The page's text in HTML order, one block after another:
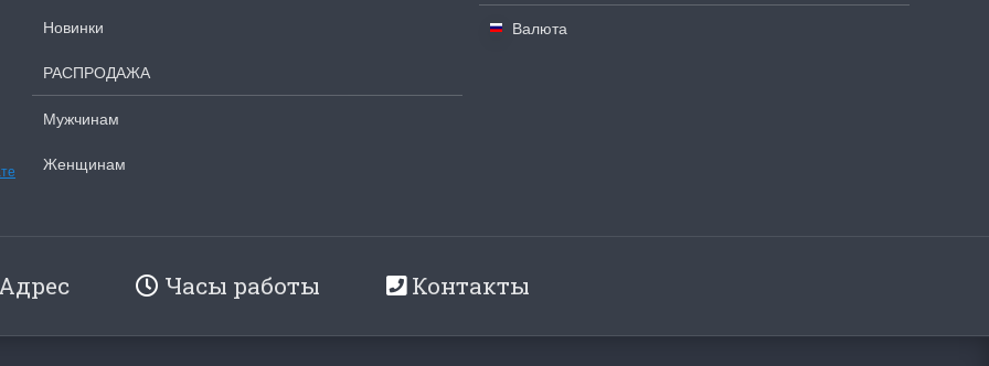
Новинки
РАСПРОДАЖА
Мужчинам
Женщинам
Валюта
Адрес Часы работы Контакты